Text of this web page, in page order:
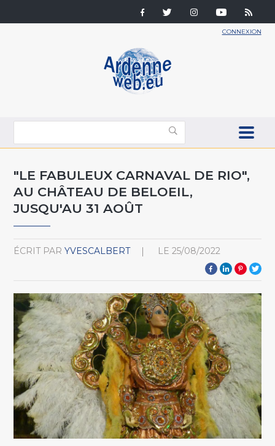
CONNEXION
"LE FABULEUX CARNAVAL DE RIO",
AU CHÂTEAU DE BELOEIL,
JUSQU'AU 31 AOÛT
ÉCRIT PAR YVESCALBERT LE 25/08/2022